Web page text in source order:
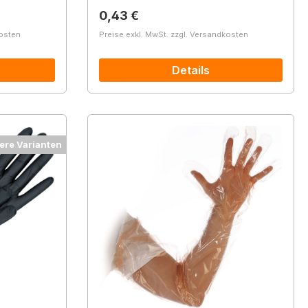
Regulärer Preis:
0,43 €
Preise exkl. MwSt. zzgl. Versandkosten
Details
Varianten